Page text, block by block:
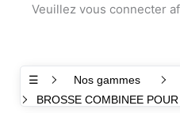
Veuillez vous connecter
☰ Nos gammes
BROSSE COMBINEE